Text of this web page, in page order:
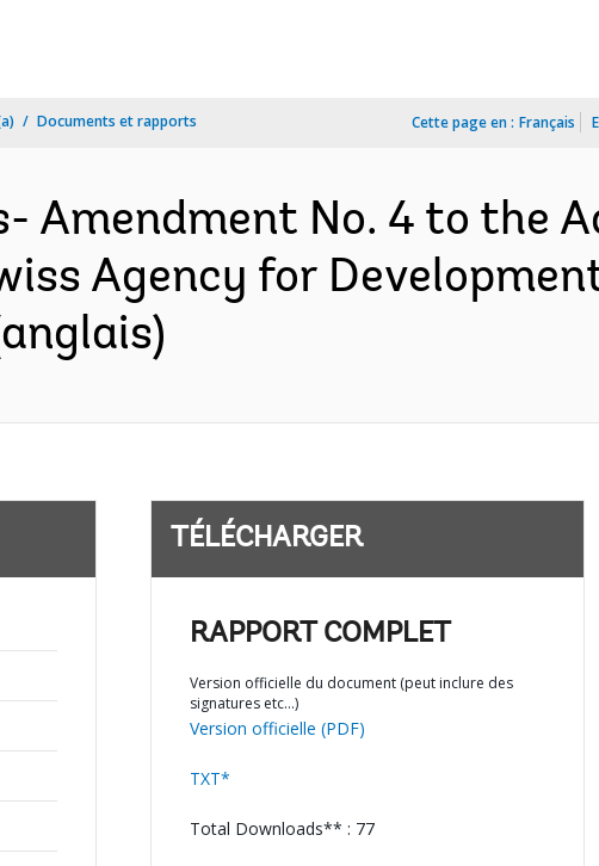
Documents et rapports Cette page en : Français
Amendment No. 4 to the
Agency for
TÉLÉCHARGER
RAPPORT COMPLET
Version officielle du document (peut inclure des
signatures etc…)
Version officielle (PDF)
TXT*
Total Downloads** : 77